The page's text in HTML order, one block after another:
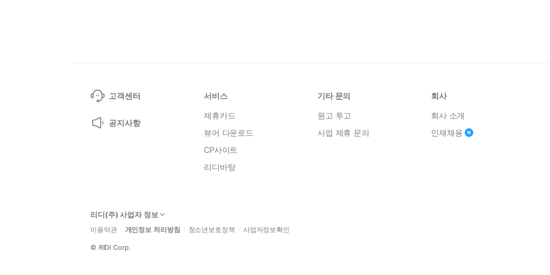
고객센터
공지사항
서비스
제휴카드
뷰어 다운로드
CP사이트
리디바탕
기타 문의
원고 투고
사업 제휴 문의
회사
회사 소개
인재채용
리디(주) 사업자 정보
이용약관 개인정보 처리방침 청소년보호정책 사업자정보확인
© RIDI Corp.